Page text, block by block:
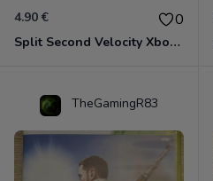
4.90 € 0
Split Second Velocity Xbox 360
TheGamingR83